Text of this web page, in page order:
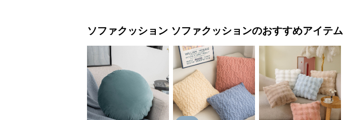
ソファクッション ソファクッションのおすすめアイテム